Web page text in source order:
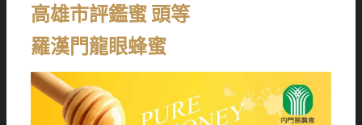
高雄市評鑑蜜 頭等
羅漢門龍眼蜂蜜